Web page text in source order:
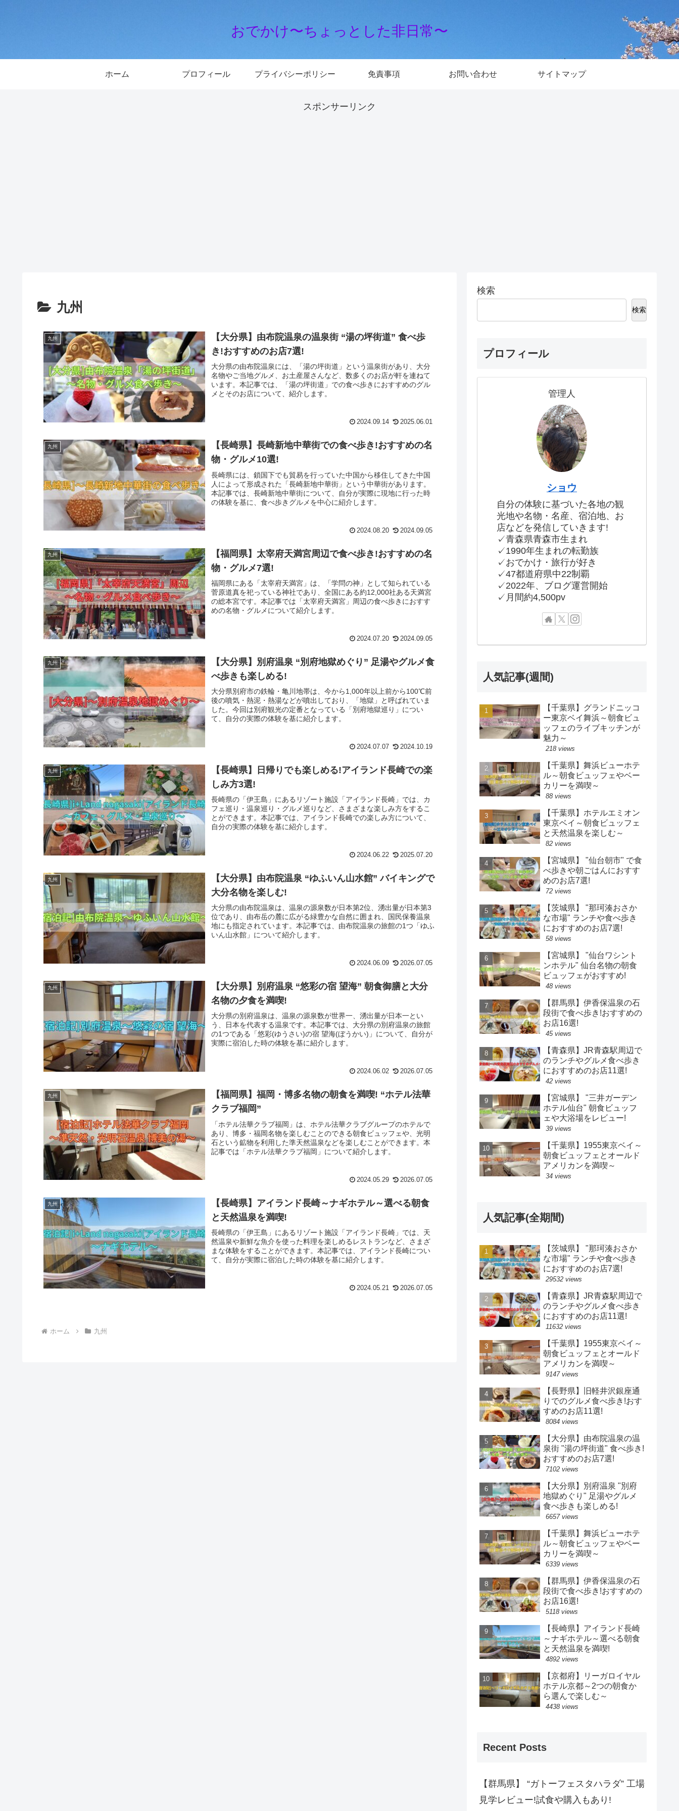
おでかけ〜ちょっとした非日常〜
ホーム プロフィール プライバシーポリシー 免責事項 お問い合わせ サイトマップ
スポンサーリンク
九州
九州
【大分県】由布院温泉の温泉街 “湯の坪街道” 食べ歩
き!おすすめのお店7選!
大分県の由布院温泉には、「湯の坪街道」という温泉街があり、大分
名物やご当地グルメ、お土産屋さんなど、数多くのお店が軒を連ねて
います。本記事では、「湯の坪街道」での食べ歩きにおすすめのグル
メとそのお店について、紹介します。
2024.09.14 2025.06.01
九州
【長崎県】長崎新地中華街での食べ歩き!おすすめの名
物・グルメ10選!
長崎県には、鎖国下でも貿易を行っていた中国から移住してきた中国
人によって形成された「長崎新地中華街」という中華街があります。
本記事では、長崎新地中華街について、自分が実際に現地に行った時
の体験を基に、食べ歩きグルメを中心に紹介します。
2024.08.20 2024.09.05
九州
【福岡県】太宰府天満宮周辺で食べ歩き!おすすめの名
物・グルメ7選!
福岡県にある「太宰府天満宮」は、「学問の神」として知られている
菅原道真を祀っている神社であり、全国にある約12,000社ある天満宮
の総本宮です。本記事では「太宰府天満宮」周辺の食べ歩きにおすす
めの名物・グルメについて紹介します。
2024.07.20 2024.09.05
九州
【大分県】別府温泉 “別府地獄めぐり” 足湯やグルメ食
べ歩きも楽しめる!
大分県別府市の鉄輪・亀川地帯は、今から1,000年以上前から100℃前
後の噴気・熱泥・熱湯などが噴出しており、「地獄」と呼ばれていま
した。今回は別府観光の定番となっている「別府地獄巡り」につい
て、自分の実際の体験を基に紹介します。
2024.07.07 2024.10.19
九州
【長崎県】日帰りでも楽しめる!アイランド長崎での楽
しみ方3選!
長崎県の「伊王島」にあるリゾート施設「アイランド長崎」では、カ
フェ巡り・温泉巡り・グルメ巡りなど、さまざまな楽しみ方をするこ
とができます。本記事では、アイランド長崎での楽しみ方について、
自分の実際の体験を基に紹介します。
2024.06.22 2025.07.20
九州
【大分県】由布院温泉 “ゆふいん山水館” バイキングで
大分名物を楽しむ!
大分県の由布院温泉は、温泉の源泉数が日本第2位、湧出量が日本第3
位であり、由布岳の麓に広がる緑豊かな自然に囲まれ、国民保養温泉
地にも指定されています。本記事では、由布院温泉の旅館の1つ「ゆふ
いん山水館」について紹介します。
2024.06.09 2026.07.05
九州
【大分県】別府温泉 “悠彩の宿 望海” 朝食御膳と大分
名物の夕食を満喫!
大分県の別府温泉は、温泉の源泉数が世界一、湧出量が日本一とい
う、日本を代表する温泉です。本記事では、大分県の別府温泉の旅館
の1つである「悠彩(ゆうさい)の宿 望海(ぼうかい)」について、自分が
実際に宿泊した時の体験を基に紹介します。
2024.06.02 2026.07.05
九州
【福岡県】福岡・博多名物の朝食を満喫! “ホテル法華
クラブ福岡”
「ホテル法華クラブ福岡」は、ホテル法華クラブグループのホテルで
あり、博多・福岡名物を楽しむことのできる朝食ビュッフェや、光明
石という鉱物を利用した準天然温泉などを楽しむことができます。本
記事では「ホテル法華クラブ福岡」について紹介します。
2024.05.29 2026.07.05
九州
【長崎県】アイランド長崎～ナギホテル～選べる朝食
と天然温泉を満喫!
長崎県の「伊王島」にあるリゾート施設「アイランド長崎」では、天
然温泉や新鮮な魚介を使った料理を楽しめるレストランなど、さまざ
まな体験をすることができます。本記事では、アイランド長崎につい
て、自分が実際に宿泊した時の体験を基に紹介します。
2024.05.21 2026.07.05
ホーム 九州
検索
検索
プロフィール
管理人
ショウ
自分の体験に基づいた各地の観
光地や名物・名産、宿泊地、お
店などを発信していきます!
✓青森県青森市生まれ
✓1990年生まれの転勤族
✓おでかけ・旅行が好き
✓47都道府県中22制覇
✓2022年、ブログ運営開始
✓月間約4,500pv
人気記事(週間)
【千葉県】グランドニッコ
ー東京ベイ舞浜～朝食ビュ
ッフェのライブキッチンが
魅力～
218 views
【千葉県】舞浜ビューホテ
ル～朝食ビュッフェやベー
カリーを満喫～
88 views
【千葉県】ホテルエミオン
東京ベイ～朝食ビュッフェ
と天然温泉を楽しむ～
82 views
【宮城県】 "仙台朝市" で食
べ歩きや朝ごはんにおすす
めのお店7選!
72 views
【茨城県】 "那珂湊おさか
な市場" ランチや食べ歩き
におすすめのお店7選!
58 views
【宮城県】 "仙台ワシント
ンホテル" 仙台名物の朝食
ビュッフェがおすすめ!
48 views
【群馬県】伊香保温泉の石
段街で食べ歩き!おすすめの
お店16選!
45 views
【青森県】JR青森駅周辺で
のランチやグルメ食べ歩き
におすすめのお店11選!
42 views
【宮城県】 "三井ガーデン
ホテル仙台" 朝食ビュッフ
ェや大浴場をレビュー!
39 views
【千葉県】1955東京ベイ～
朝食ビュッフェとオールド
アメリカンを満喫～
34 views
人気記事(全期間)
【茨城県】 "那珂湊おさか
な市場" ランチや食べ歩き
におすすめのお店7選!
29532 views
【青森県】JR青森駅周辺で
のランチやグルメ食べ歩き
におすすめのお店11選!
11632 views
【千葉県】1955東京ベイ～
朝食ビュッフェとオールド
アメリカンを満喫～
9147 views
【長野県】旧軽井沢銀座通
りでのグルメ食べ歩き!おす
すめのお店11選!
8084 views
【大分県】由布院温泉の温
泉街 "湯の坪街道" 食べ歩き!
おすすめのお店7選!
7102 views
【大分県】別府温泉 "別府
地獄めぐり" 足湯やグルメ
食べ歩きも楽しめる!
6657 views
【千葉県】舞浜ビューホテ
ル～朝食ビュッフェやベー
カリーを満喫～
6339 views
【群馬県】伊香保温泉の石
段街で食べ歩き!おすすめの
お店16選!
5118 views
【長崎県】アイランド長崎
～ナギホテル～選べる朝食
と天然温泉を満喫!
4892 views
【京都府】リーガロイヤル
ホテル京都～2つの朝食か
ら選んで楽しむ～
4438 views
Recent Posts
【群馬県】 “ガトーフェスタハラダ” 工場
見学レビュー!試食や購入もあり!